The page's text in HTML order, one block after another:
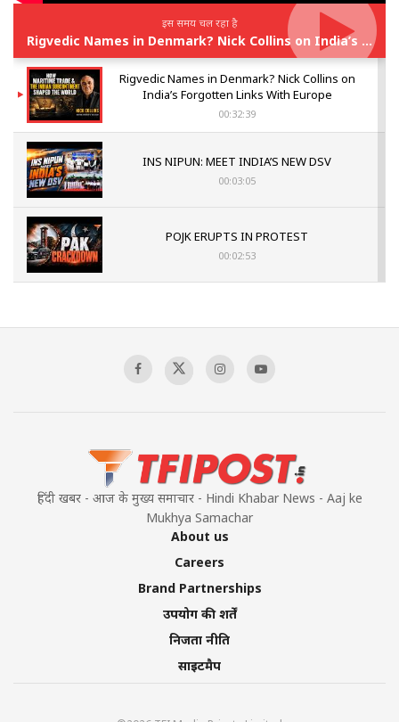
इस समय चल रहा है
Rigvedic Names in Denmark? Nick Collins on India’s Forgotten Links With Europe
Rigvedic Names in Denmark? Nick Collins on
India’s Forgotten Links With Europe
00:32:39
INS NIPUN: MEET INDIA’S NEW DSV
00:03:05
POJK ERUPTS IN PROTEST
00:02:53
Sagar
हिंदी खबर - आज के मुख्य समाचार - Hindi Khabar News - Aaj ke
Mukhya Samachar
About us
Careers
Brand Partnerships
उपयोग की शर्तें
निजता नीति
साइटमैप